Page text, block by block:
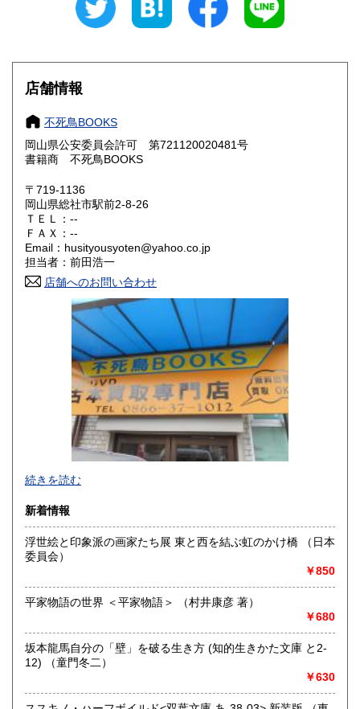
300円 福井県
300円 300円
岐阜県
愛知県
滋賀県 300円
大阪府 300円
奈良県
鳥取県
300円 広島県
300円 徳島県
300円 愛媛県
300円 福岡県
300円 長崎県
熊本県
宮崎県
沖縄県 300円
店舗情報
不死鳥BOOKS
岡山県公安委員会許可 第721120020481号
書籍商 不死鳥BOOKS
〒719-1136
岡山県総社市駅前2-8-26
ＴＥＬ：--
ＦＡＸ：--
Email：husityousyoten@yahoo.co.jp
担当者：前田浩一
店舗へのお問い合わせ
不死鳥BOOKSでは、書籍だけでなくCD、DVD、レコード、
ゲーム、おもちゃ、骨董品まであらゆるものの買い取りがで
にお問い合わせください。出張費は、無料です。
沿線名：伯備線・桃太郎線(吉備線)
最寄駅：総社駅
定休日：年中無休
不死鳥BOOKSでは、書籍だけでなくCD、DVD、レコード、
ゲーム、おもちゃ、骨董品まであらゆるものの買い取りがで
きます。店主が、日本全国買取にお伺いいたします。お気軽
続きを読む
新着情報
浮世絵と印象派の画家たち展 東と西を結ぶ虹のかけ橋 （日本
委員会）
￥850
平家物語の世界 ＜平家物語＞ （村井康彦 著）
￥680
坂本龍馬自分の「壁」を破る生き方 (知的生きかた文庫 と2-
12) （童門冬二）
￥630